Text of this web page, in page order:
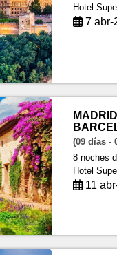
Hotel
7 abr-
(09 días -
8 noches
Hotel
11